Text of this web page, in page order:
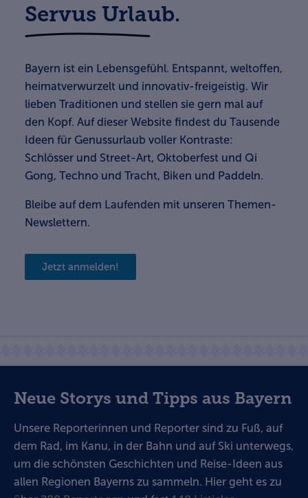
Servus Urlaub.
Bayern ist ein Lebensgefühl. Entspannt, weltoffen,
heimatverwurzelt und innovativ-freigeistig. Wir
lieben Traditionen und stellen sie gern mal auf
den Kopf. Auf dieser Website findest du Tausende
Ideen für Genussurlaub voller Kontraste:
Schlösser und Street-Art, Oktoberfest und Qi
Gong, Techno und Tracht, Biken und Paddeln.
Bleibe auf dem Laufenden mit unseren Themen-
Newslettern.
Jetzt anmelden!
Neue Storys und Tipps aus Bayern
Unsere Reporterinnen und Reporter sind zu Fuß, auf
dem Rad, im Kanu, in der Bahn und auf Ski unterwegs,
um die schönsten Geschichten und Reise-Ideen aus
allen Regionen Bayerns zu sammeln. Hier geht es zu